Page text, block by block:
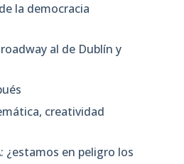
la democracia
al de Dublín y
creatividad
¿estamos en peligro los